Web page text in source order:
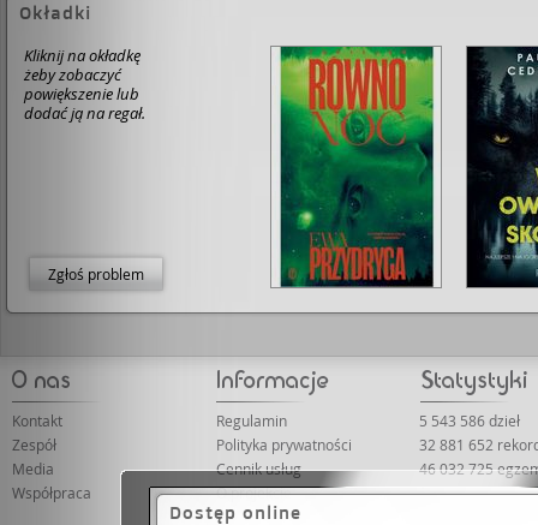
Okładki
Kliknij na okładkę
żeby zobaczyć
powiększenie lub
dodać ją na regał.
Zgłoś problem
Kontakt
Zespół
Media
Współpraca
Regulamin
Polityka prywatności
Cennik usług
O projekcie
5 543 586 dzieł
32 881 652
46 032 725
2 388 bibliotek
Dostęp online